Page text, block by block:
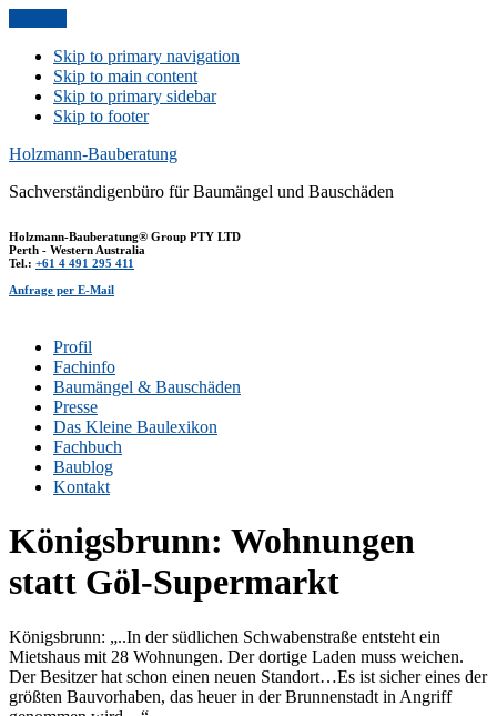
Skip to primary navigation
Skip to main content
Skip to primary sidebar
Skip to footer
Holzmann-Bauberatung
Sachverständigenbüro für Baumängel und Bauschäden
Holzmann-Bauberatung® Group PTY LTD
Perth - Western Australia
Tel.: +61 4 491 295 411
Anfrage per E-Mail
Profil
Fachinfo
Baumängel & Bauschäden
Presse
Das Kleine Baulexikon
Fachbuch
Baublog
Kontakt
Königsbrunn: Wohnungen
statt Göl-Supermarkt
Königsbrunn: „..In der südlichen Schwabenstraße entsteht ein
Mietshaus mit 28 Wohnungen. Der dortige Laden muss weichen.
Der Besitzer hat schon einen neuen Standort…Es ist sicher eines der
größten Bauvorhaben, das heuer in der Brunnenstadt in Angriff